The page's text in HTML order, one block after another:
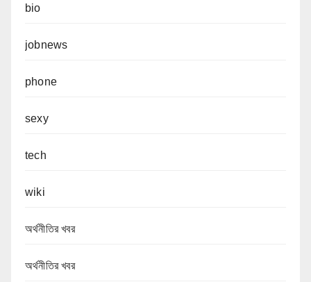
bio
jobnews
phone
sexy
tech
wiki
অর্থনীতির খবর
অর্থনীতির খবর